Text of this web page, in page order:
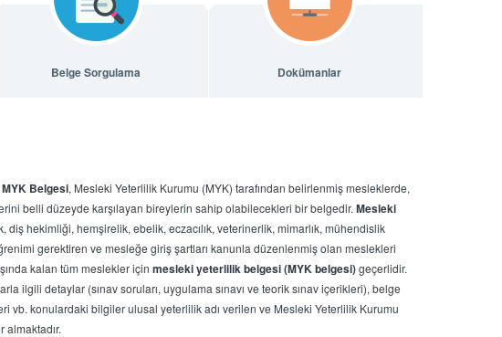
Belge Sorgulama Dokümanlar
MYK Belgesi, Mesleki Yeterlilik Kurumu (MYK) tarafından belirlenmiş mesleklerde,
belli düzeyde karşılayan bireylerin sahip olabilecekleri bir belgedir. Mesleki
diş hekimliği, hemşirelik, ebelik, eczacılık, veterinerlik, mimarlık, mühendislik
gerektiren ve mesleğe giriş şartları kanunla düzenlenmiş olan meslekleri
kalan tüm meslekler için mesleki yeterlilik belgesi (MYK belgesi)geçerlidir.
ilgili detaylar (sınav soruları, uygulama sınavı ve teorik sınav içerikleri), belge
vb. konulardaki bilgiler ulusal yeterlilik adı verilen ve Mesleki Yeterlilik Kurumu
almaktadır.